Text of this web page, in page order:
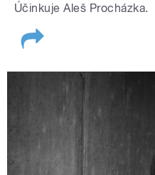
Účinkuje Aleš Procházka.